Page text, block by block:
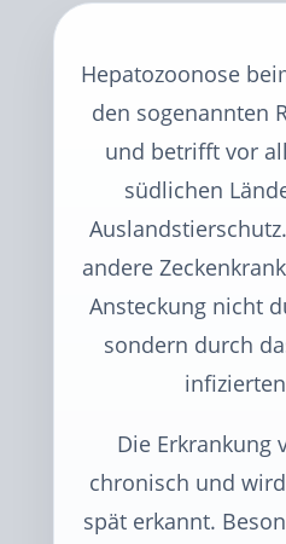
Hepatozoonose
den sogenannten
und betrifft vor
südlichen
andere
Ansteckung nicht
sondern durch
Die Erkrankung
chronisch und
spät erkannt.